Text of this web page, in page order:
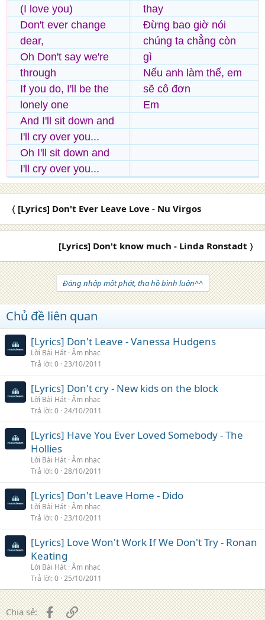
(I love you)
Don't ever change
dear,
Oh Don't say we're
through
If you do, I'll be the
lonely one
And I'll sit down and
I'll cry over you...
Oh I'll sit down and
I'll cry over you...
thay
Đừng bao giờ nói
chúng ta chẳng còn
gì
Nếu anh làm thế, em
sẽ cô đơn
Em
〈 [Lyrics] Don't Ever Leave Love - Nu Virgos
[Lyrics] Don't know much - Linda Ronstadt 〉
Đăng nhập một phát, tha hồ bình luận^^
Chủ đề liên quan
[Lyrics] Don't Leave - Vanessa Hudgens
Lời Bài Hát Âm nhạc
Trả lời 0 23/10/2011
[Lyrics] Don't cry - New kids on the block
Lời Bài Hát Âm nhạc
Trả lời 0 24/10/2011
[Lyrics] Have You Ever Loved Somebody - The
Hollies
Lời Bài Hát Âm nhạc
Trả lời 0 28/10/2011
[Lyrics] Don't Leave Home - Dido
Lời Bài Hát Âm nhạc
Trả lời 0 23/10/2011
[Lyrics] Love Won't Work If We Don't Try - Ronan
Keating
Lời Bài Hát Âm nhạc
Trả lời 0 25/10/2011
Chia sẻ: FacebookLiên kết